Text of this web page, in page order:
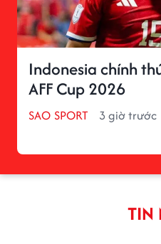
Indonesia chính
AFF Cup 2026
SAO SPORT 3 giờ trước
TIN